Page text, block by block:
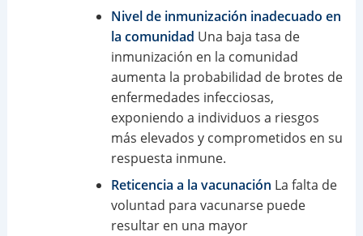
Nivel de inmunización inadecuado en
la comunidad Una baja tasa de
inmunización en la comunidad
aumenta la probabilidad de brotes de
enfermedades infecciosas,
exponiendo a individuos a riesgos
más elevados y comprometidos en su
respuesta inmune.
Reticencia a la vacunación La falta de
voluntad para vacunarse puede
resultar en una mayor